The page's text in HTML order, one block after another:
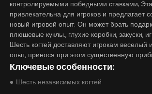
контролируемыми победными ставками,
привлекательна для игроков и предлагает
новый игровой опыт. Он может брать
плюшевые куклы., глухие коробки, закуски,
Шесть когтей доставляют игрокам
опыт, принося при этом существенную
Ключевые особенности:
Шесть независимых когтей